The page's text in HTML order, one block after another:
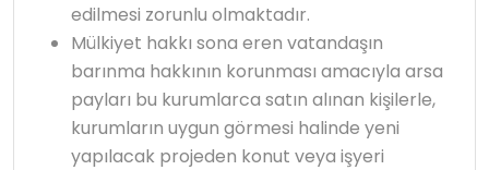
edilmesi zorunlu olmaktadır.
Mülkiyet hakkı sona eren vatandaşın
barınma hakkının korunması amacıyla arsa
payları bu kurumlarca satın alınan kişilerle,
kurumların uygun görmesi halinde yeni
yapılacak projeden konut veya işyeri